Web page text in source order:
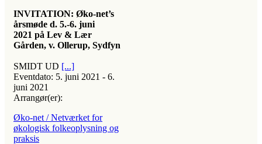
INVITATION: Øko-net’s
årsmøde d. 5.-6. juni
2021 på Lev & Lær
Gården, v. Ollerup, Sydfyn
SMIDT UD [...]
Eventdato: 5. juni 2021 - 6.
juni 2021
Arrangør(er):
Øko-net / Netværket for
økologisk folkeoplysning og
praksis